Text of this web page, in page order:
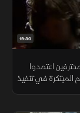
19:30
اعتمدوا
في تنفيذ